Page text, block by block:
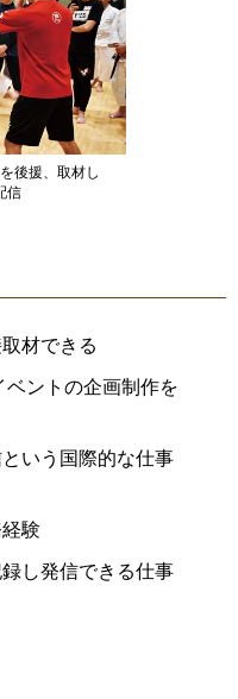
後援、取材し
信
材できる
ントの企画制作を
いう国際的な仕事
験
し発信できる仕事